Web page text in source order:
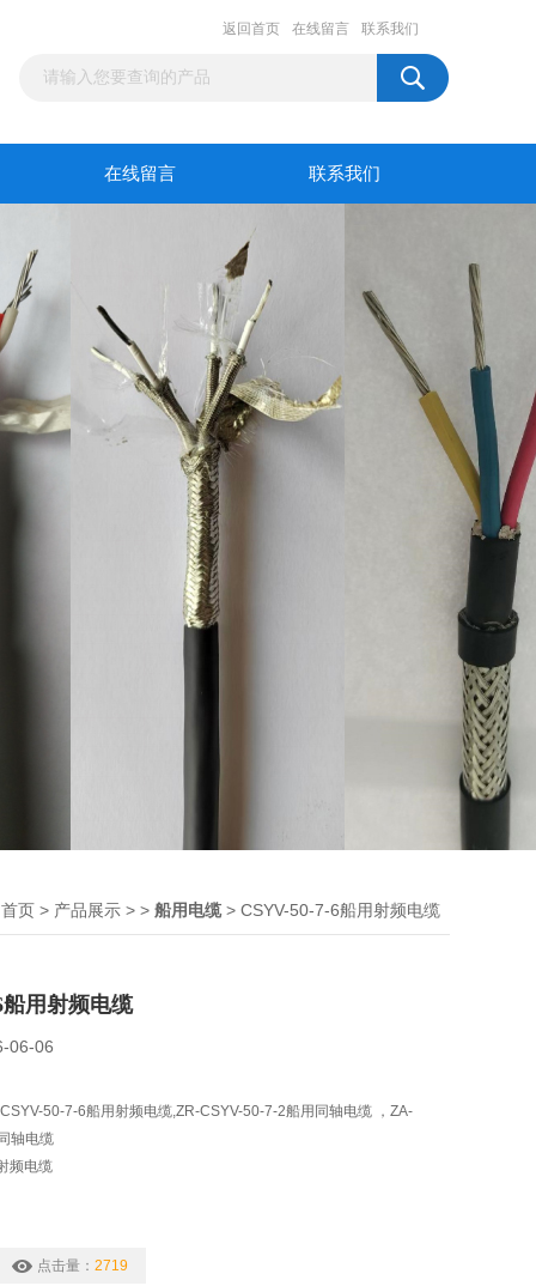
返回首页 在线留言 联系我们
在线留言 联系我们
首页 > 产品展示 > > 船用电缆> CSYV-50-7-6船用射频电缆
船用射频电缆
06-06
50-7-6船用射频电缆,ZR-CSYV-50-7-2船用同轴电缆 ，ZA-
轴电缆
频电缆
点击量： 2719